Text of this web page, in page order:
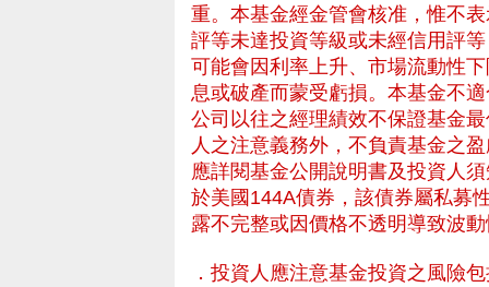
重。本基金經金管會核准，惟不
評等未達投資等級或未經信用評
可能會因利率上升、市場流動性
息或破產而蒙受虧損。本基金不
公司以往之經理績效不保證基金
人之注意義務外，不負責基金之
應詳閱基金公開說明書及投資人
於美國144A債券，該債券屬私募
露不完整或因價格不透明導致波
．投資人應注意基金投資之風險